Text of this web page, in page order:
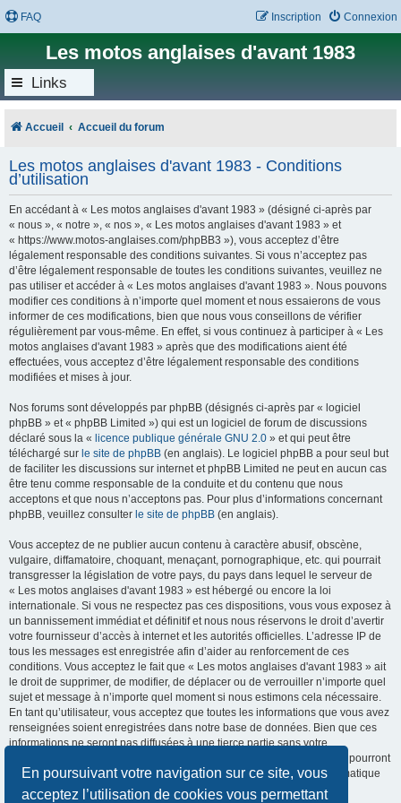
En poursuivant votre navigation sur ce site, vous
acceptez l’utilisation de cookies vous permettant
FAQ Connexion
Inscription
Les motos anglaises d'avant 1983
Links
Accueil Accueil du forum
Les motos anglaises d'avant 1983 - Conditions
d’utilisation
En accédant à « Les motos anglaises d'avant 1983 » (désigné ci-après par
« nous », « notre », « nos », « Les motos anglaises d'avant 1983 » et
« https://www.motos-anglaises.com/phpBB3 »), vous acceptez d’être
légalement responsable des conditions suivantes. Si vous n’acceptez pas
d’être légalement responsable de toutes les conditions suivantes, veuillez ne
pas utiliser et accéder à « Les motos anglaises d'avant 1983 ». Nous pouvons
modifier ces conditions à n’importe quel moment et nous essaierons de vous
informer de ces modifications, bien que nous vous conseillons de vérifier
régulièrement par vous-même. En effet, si vous continuez à participer à « Les
motos anglaises d'avant 1983 » après que des modifications aient été
effectuées, vous acceptez d’être légalement responsable des conditions
modifiées et mises à jour.
Nos forums sont développés par phpBB (désignés ci-après par « logiciel
phpBB » et « phpBB Limited ») qui est un logiciel de forum de discussions
déclaré sous la « licence publique générale GNU 2.0 » et qui peut être
téléchargé sur le site de phpBB (en anglais). Le logiciel phpBB a pour seul but
de faciliter les discussions sur internet et phpBB Limited ne peut en aucun cas
être tenu comme responsable de la conduite et du contenu que nous
acceptons et que nous n’acceptons pas. Pour plus d’informations concernant
phpBB, veuillez consulter le site de phpBB (en anglais).
Vous acceptez de ne publier aucun contenu à caractère abusif, obscène,
vulgaire, diffamatoire, choquant, menaçant, pornographique, etc. qui pourrait
transgresser la législation de votre pays, du pays dans lequel le serveur de
« Les motos anglaises d'avant 1983 » est hébergé ou encore la loi
internationale. Si vous ne respectez pas ces dispositions, vous vous exposez à
un bannissement immédiat et définitif et nous nous réservons le droit d’avertir
votre fournisseur d’accès à internet et les autorités officielles. L’adresse IP de
tous les messages est enregistrée afin d’aider au renforcement de ces
conditions. Vous acceptez le fait que « Les motos anglaises d'avant 1983 » ait
le droit de supprimer, de modifier, de déplacer ou de verrouiller n’importe quel
sujet et message à n’importe quel moment si nous estimons cela nécessaire.
En tant qu’utilisateur, vous acceptez que toutes les informations que vous avez
renseignées soient enregistrées dans notre base de données. Bien que ces
informations ne seront pas diffusées à une tierce partie sans votre
consentement, ni « Les motos anglaises d'avant 1983 », ni phpBB, ne pourront
être tenus comme responsables en cas de tentative de piratage informatique
visant à compromettre vos données.